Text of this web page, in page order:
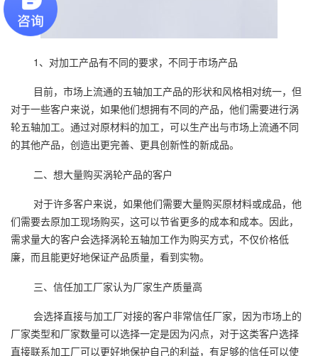
1、对加工产品有不同的要求，不同于市场产品
目前，市场上流通的五轴加工产品的形状和风格相对统一，但
对于一些客户来说，如果他们想拥有不同的产品，他们需要进行涡
轮五轴加工。通过对原材料的加工，可以生产出与市场上流通不同
的其他产品，创造出更完善、更具创新性的新成品。
二、想大量购买涡轮产品的客户
对于许多客户来说，如果他们需要大量购买原材料或成品，他
们需要去原加工现场购买，这可以节省更多的成本和成本。因此，
需求量大的客户会选择涡轮五轴加工作为购买方式，不仅价格低
廉，而且能更好地保证产品质量，看到实物。
三、信任加工厂家认为厂家生产质量高
会选择直接与加工厂对接的客户非常信任厂家，因为市场上的
厂家类型和厂家数量可以选择一定是因为闪点，对于这类客户选择
直接联系加工厂可以更好地保护自己的利益，有足够的信任可以使